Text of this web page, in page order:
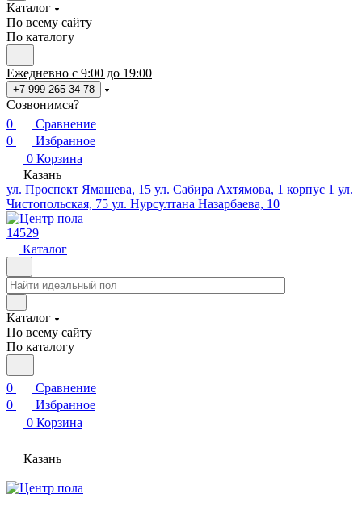
Каталог
По всему сайту
По каталогу
Ежедневно с 9:00 до 19:00
+7 999 265 34 78
Созвонимся?
0
Сравнение
0
Избранное
0 Корзина
Казань
ул. Проспект Ямашева, 15 ул. Сабира Ахтямова, 1 корпус 1 ул.
Чистопольская, 75 ул. Нурсултана Назарбаева, 10
14529
Каталог
Каталог
По всему сайту
По каталогу
0
Сравнение
0
Избранное
0 Корзина
Казань